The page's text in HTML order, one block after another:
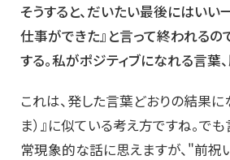
そうすると、だいたい最後にはいい
仕事ができた』と言って終われる
する。私がポジティブになれる言葉、
これは、発した言葉どおりの結果に
ま）』に似ている考え方ですね。で
常現象的な話に思えますが、"前祝